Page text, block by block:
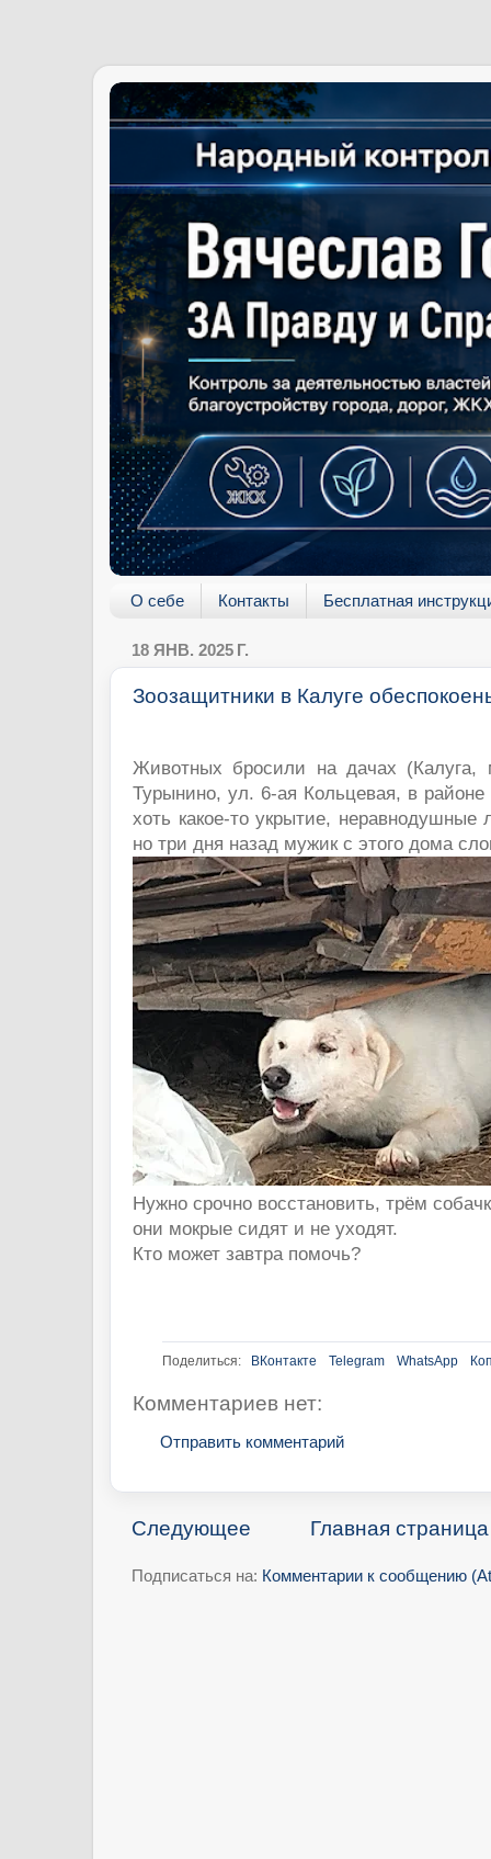
О себе Контакты Бесплатная
18 ЯНВ. 2025 Г.
Зоозащитники в Калуге
Животных бросили на дачах (Калуга,
Турынино, ул. 6-ая Кольцевая, в
хоть какое-то укрытие,
но три дня назад мужик с этого дома
Нужно срочно восстановить, трём
они мокрые сидят и не уходят.
Кто может завтра помочь?
Поделиться: ВКонтакте Telegram WhatsApp
Комментариев нет:
Отправить комментарий
Следующее Главная страница
Подписаться на: Комментарии к сообщению